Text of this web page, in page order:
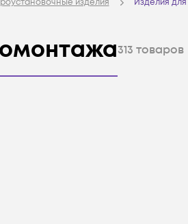
изделия Изделия
313 товаров